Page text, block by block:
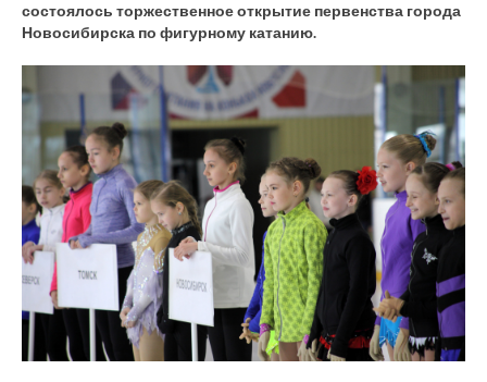
ПЛАТНЫЕ УСЛУГИ КОНТАКТЫ
состоялось торжественное открытие первенства города
Новосибирска по фигурному катанию.